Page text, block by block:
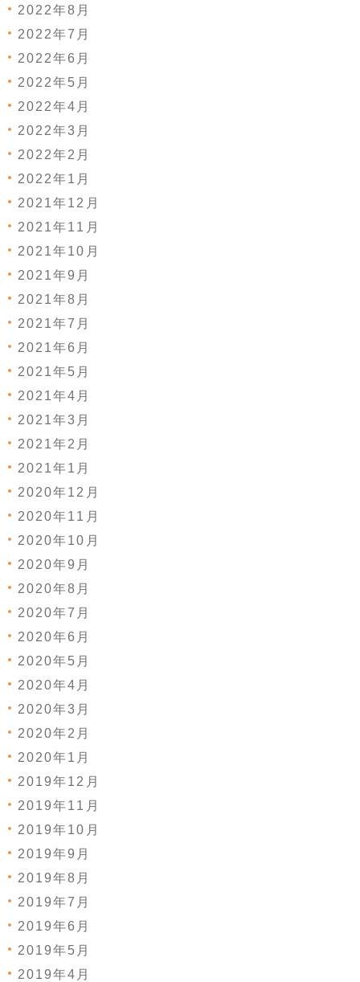
2022年8月
2022年7月
2022年6月
2022年5月
2022年4月
2022年3月
2022年2月
2022年1月
2021年12月
2021年11月
2021年10月
2021年9月
2021年8月
2021年7月
2021年6月
2021年5月
2021年4月
2021年3月
2021年2月
2021年1月
2020年12月
2020年11月
2020年10月
2020年9月
2020年8月
2020年7月
2020年6月
2020年5月
2020年4月
2020年3月
2020年2月
2020年1月
2019年12月
2019年11月
2019年10月
2019年9月
2019年8月
2019年7月
2019年6月
2019年5月
2019年4月